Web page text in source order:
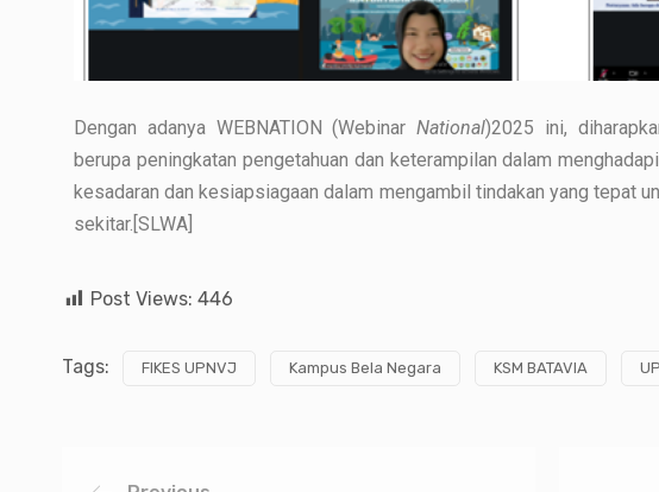
Dengan adanya WEBNATION (Webinar National)2025 ini,
berupa peningkatan pengetahuan dan keterampilan dalam
kesadaran dan kesiapsiagaan dalam mengambil tindakan yang tepat
sekitar.[SLWA]
Post Views: 446
Tags: FIKES UPNVJ Kampus Bela Negara KSM BATAVIA